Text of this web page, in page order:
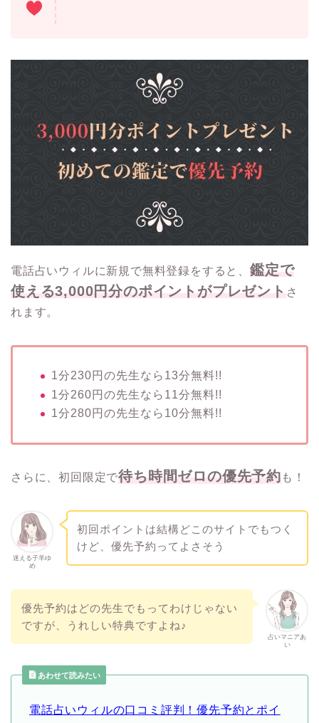
電話占いウィルに新規で無料登録をすると、 鑑定で
使える3,000円分のポイントがプレゼント さ
れます。
1分230円の先生なら13分無料!!
1分260円の先生なら11分無料!!
1分280円の先生なら10分無料!!
さらに、初回限定で待ち時間ゼロの優先予約 も！
迷える子羊ゆ
め
初回ポイントは結構どこのサイトでもつく
けど、優先予約ってよさそう
占いマニアあ
い
優先予約はどの先生でもってわけじゃない
ですが、うれしい特典ですよね♪
あわせて読みたい
電話占いウィルの口コミ評判！優先予約とポイ